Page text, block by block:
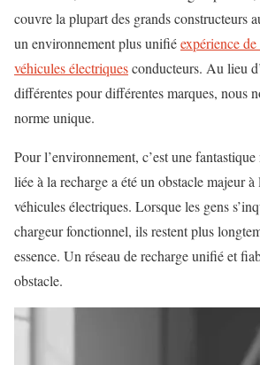
couvre la plupart des grands constructeurs
un environnement plus unifiéexpérience
véhicules électriquesconducteurs. Au lieu
différentes pour différentes marques, nous
norme unique.
Pour l’environnement, c’est une
liée à la recharge a été un obstacle majeur à
véhicules électriques. Lorsque les gens
chargeur fonctionnel, ils restent plus
essence. Un réseau de recharge unifié et
obstacle.